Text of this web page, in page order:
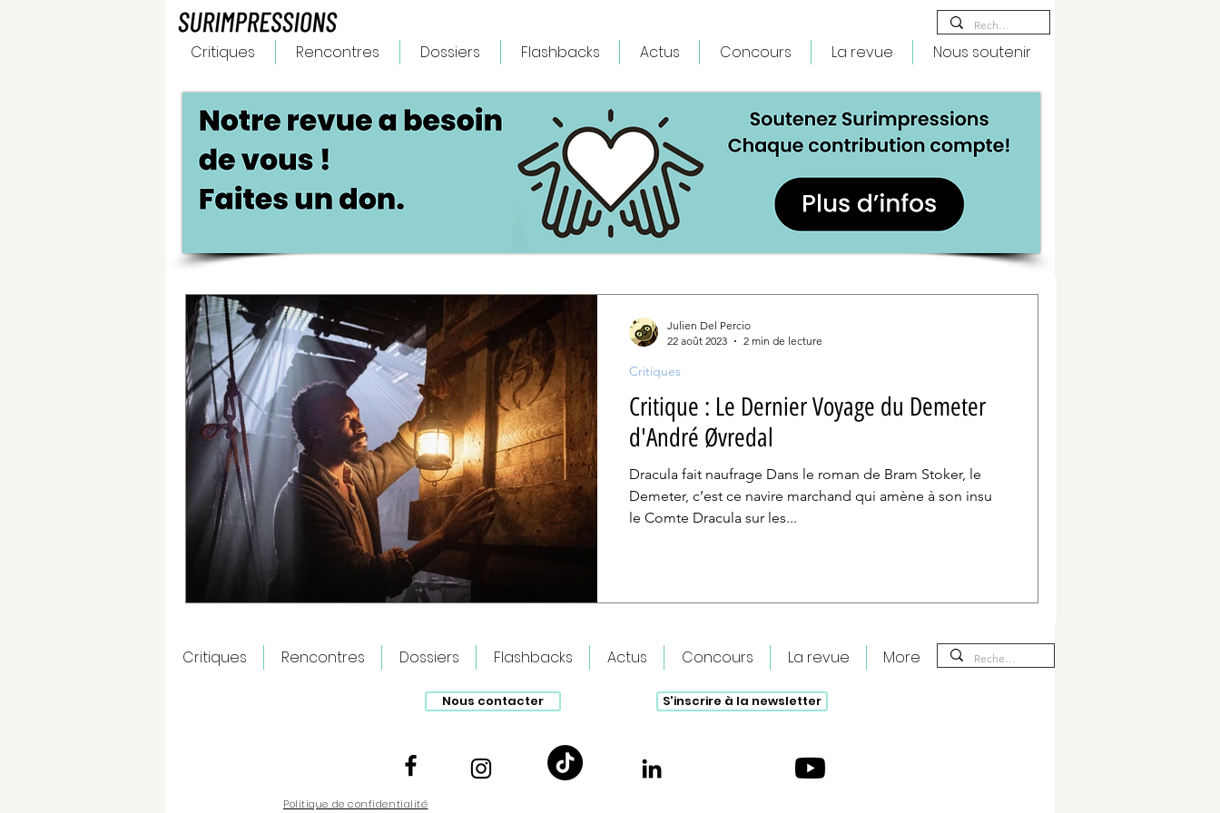
Critiques Rencontres Dossiers Flashbacks Actus Concours La revue Nous soutenir
Critique : Le Dernier Voyage du Demeter
d'André Øvredal
Dracula fait naufrage Dans le roman de Bram Stoker, le
Demeter, c’est ce navire marchand qui amène à son insu
le Comte Dracula sur les...
Critiques
Julien Del Percio
22 août 2023
2 min de lecture
Critiques Rencontres Dossiers Flashbacks Actus Concours La revue More
Nous contacter S'inscrire à la newsletter
Politique de confidentialité